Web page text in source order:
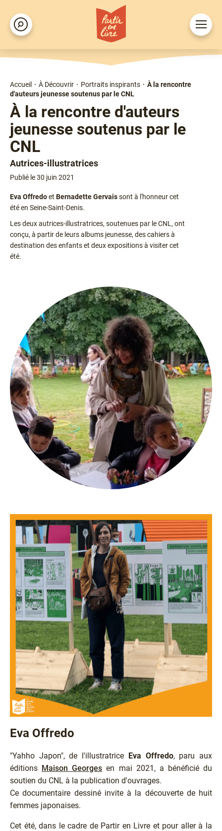
Aller
au
contenu
principal
Rechercher
Ouvrir
le
Fil
d'Ariane
Accueil À Découvrir Portraits inspirants
À la rencontre
d'auteurs jeunesse soutenus par le CNL
À la rencontre d'auteurs
jeunesse soutenus par le
CNL
Fonction
Autrices-illustratrices
Publié le 30 juin 2021
Chapô
Eva Offredoet Bernadette Gervaissont à l'honneur cet
été en Seine-Saint-Denis.
Les deux autrices-illustratrices, soutenues par le CNL, ont
conçu, à partir de leurs albums jeunesse, des cahiers à
destination des enfants et deux expositions à visiter cet
été.
Eva Offredo
"Yahho Japon", de l'illustratrice Eva Offredo, paru aux
éditions Maison Georges en mai 2021, a bénéficié du
soutien du CNL à la publication d'ouvrages.
Ce documentaire dessiné invite à la découverte de huit
femmes japonaises.
Cet été, dans le cadre de Partir en Livre et pour aller à la